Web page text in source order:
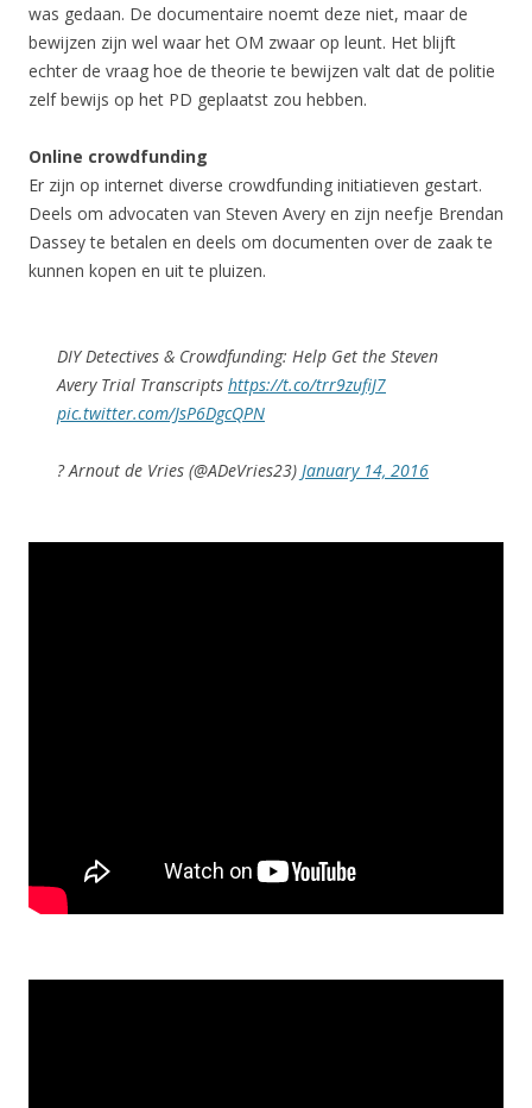
was gedaan. De documentaire noemt deze niet, maar de
bewijzen zijn wel waar het OM zwaar op leunt. Het blijft
echter de vraag hoe de theorie te bewijzen valt dat de politie
zelf bewijs op het PD geplaatst zou hebben.
Online crowdfunding
Er zijn op internet diverse crowdfunding initiatieven gestart.
Deels om advocaten van Steven Avery en zijn neefje Brendan
Dassey te betalen en deels om documenten over de zaak te
kunnen kopen en uit te pluizen.
DIY Detectives & Crowdfunding: Help Get the Steven
Avery Trial Transcripts https://t.co/trr9zufiJ7
pic.twitter.com/JsP6DgcQPN
? Arnout de Vries (@ADeVries23) January 14, 2016